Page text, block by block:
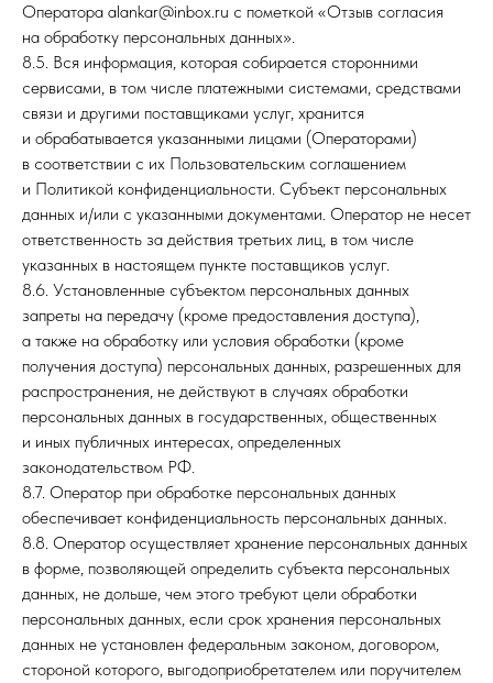
Оператора alankar@inbox.ru с пометкой «Отзыв согласия
на обработку персональных данных».
8.5. Вся информация, которая собирается сторонними
сервисами, в том числе платежными системами, средствами
связи и другими поставщиками услуг, хранится
и обрабатывается указанными лицами (Операторами)
в соответствии с их Пользовательским соглашением
и Политикой конфиденциальности. Субъект персональных
данных и/или с указанными документами. Оператор не несет
ответственность за действия третьих лиц, в том числе
указанных в настоящем пункте поставщиков услуг.
8.6. Установленные субъектом персональных данных
запреты на передачу (кроме предоставления доступа),
а также на обработку или условия обработки (кроме
получения доступа) персональных данных, разрешенных для
распространения, не действуют в случаях обработки
персональных данных в государственных, общественных
и иных публичных интересах, определенных
законодательством РФ.
8.7. Оператор при обработке персональных данных
обеспечивает конфиденциальность персональных данных.
8.8. Оператор осуществляет хранение персональных данных
в форме, позволяющей определить субъекта персональных
данных, не дольше, чем этого требуют цели обработки
персональных данных, если срок хранения персональных
данных не установлен федеральным законом, договором,
стороной которого, выгодоприобретателем или поручителем